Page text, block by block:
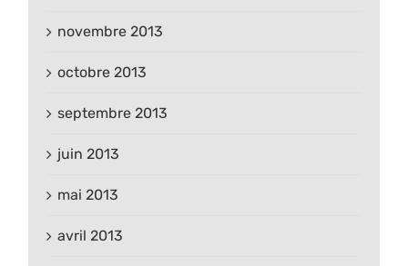
novembre 2013
octobre 2013
septembre 2013
juin 2013
mai 2013
avril 2013